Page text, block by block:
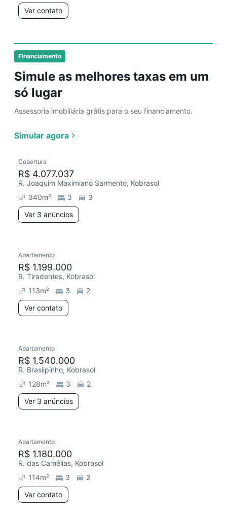
Financiamento
Simule as melhores taxas em um
só lugar
Assessoria imobiliária grátis para o seu financiamento.
Simular agora
Ver contato
Cobertura
R$ 4.077.037
R. Joaquim Maximiano Sarmento, Kobrasol
340m² 3
3
Ver 3 anúncios
Apartamento
R$ 1.199.000
R. Tiradentes, Kobrasol
113m² 3
2
Ver contato
Apartamento
R$ 1.540.000
R. Brasilpinho, Kobrasol
128m² 3
2
Ver 3 anúncios
Apartamento
R$ 1.180.000
R. das Camélias, Kobrasol
114m² 3
2
Ver contato